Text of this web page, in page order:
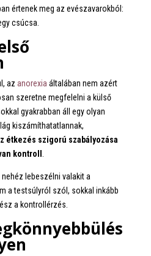
értenek meg az evészavarokból:
csúcsa.
az anorexia általában nem azért
szeretne megfelelni a külső
gyakrabban áll egy olyan
kiszámíthatatlannak,
étkezés szigorú szabályozása
kontroll
lebeszélni valakit a
a testsúlyról szól, sokkal inkább
a kontrollérzés.